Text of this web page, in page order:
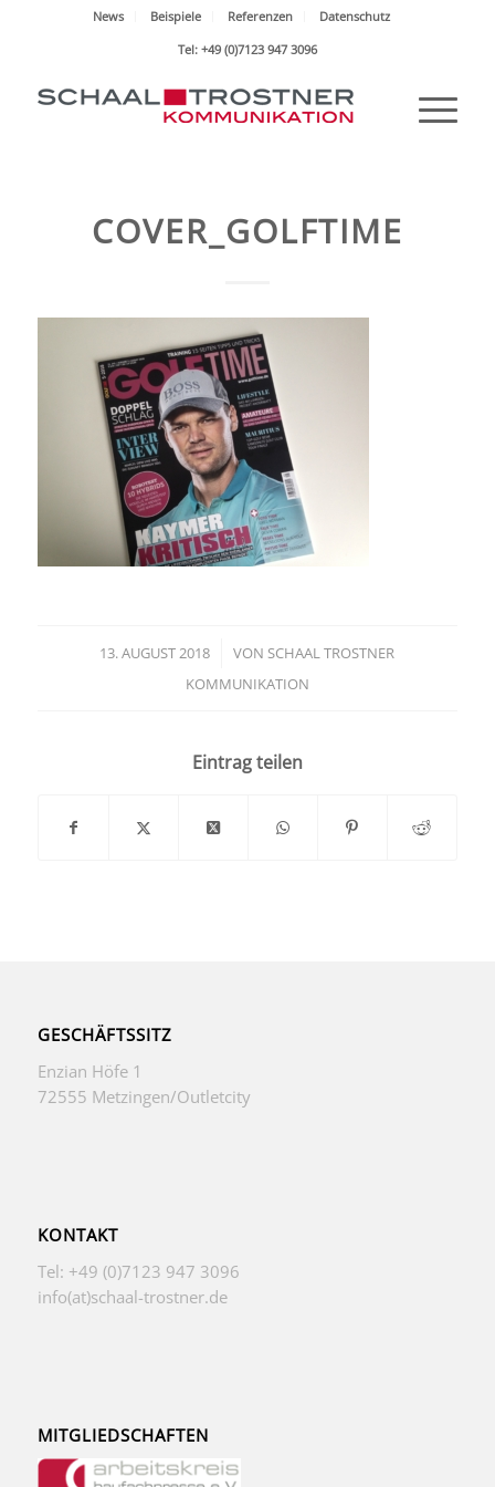
News Beispiele Referenzen
Datenschutz
Tel: +49 (0)7123 947 3096
COVER_GOLFTIME
13. AUGUST 2018
/ VON SCHAAL TROSTNER
KOMMUNIKATION
Eintrag teilen
GESCHÄFTSSITZ
Enzian Höfe 1
72555 Metzingen/Outletcity
KONTAKT
Tel: +49 (0)7123 947 3096
info(at)schaal-trostner.de
MITGLIEDSCHAFTEN